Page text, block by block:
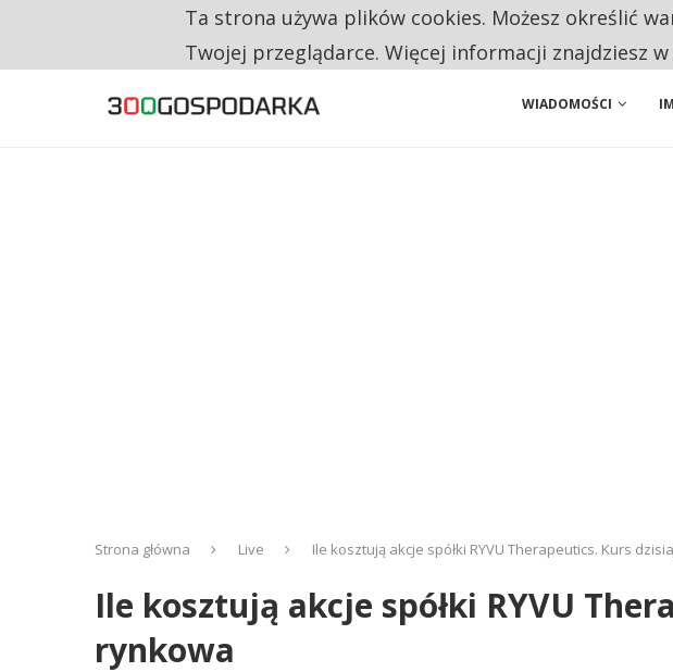
CO TRZECIĄ ZŁOTÓWKĘ Z EMERYTURY SENIORZY PRZEZNACZAJĄ NA
WIADOMOŚCI
Strona główna Live Ile kosztują akcje spółki RYVU Therapeutics. Kurs
Ile kosztują akcje spółki RYVU
rynkowa
Ta strona używa plików cookies. Możesz określić
Twojej przeglądarce. Więcej informacji znajdziesz w